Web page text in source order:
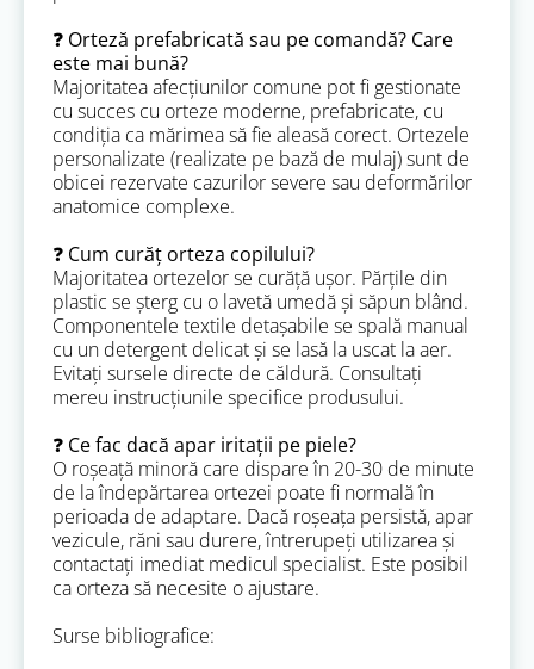
❓ Orteză prefabricată sau pe comandă? Care
este mai bună?
Majoritatea afecțiunilor comune pot fi gestionate
cu succes cu orteze moderne, prefabricate, cu
condiția ca mărimea să fie aleasă corect. Ortezele
personalizate (realizate pe bază de mulaj) sunt de
obicei rezervate cazurilor severe sau deformărilor
anatomice complexe.
❓ Cum curăț orteza copilului?
Majoritatea ortezelor se curăță ușor. Părțile din
plastic se șterg cu o lavetă umedă și săpun blând.
Componentele textile detașabile se spală manual
cu un detergent delicat și se lasă la uscat la aer.
Evitați sursele directe de căldură. Consultați
mereu instrucțiunile specifice produsului.
❓ Ce fac dacă apar iritații pe piele?
O roșeață minoră care dispare în 20-30 de minute
de la îndepărtarea ortezei poate fi normală în
perioada de adaptare. Dacă roșeața persistă, apar
vezicule, răni sau durere, întrerupeți utilizarea și
contactați imediat medicul specialist. Este posibil
ca orteza să necesite o ajustare.
Surse bibliografice: